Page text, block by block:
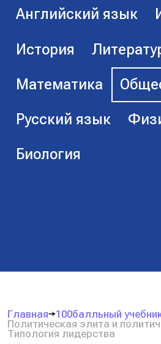
Английский язык
История
Математика
Русский язык
Биология
Главная
100балльный
Политическая элита и
Типология лидерства